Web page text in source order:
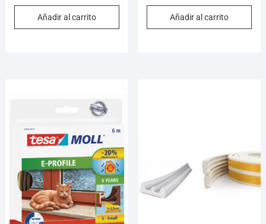
Añadir al carrito Añadir al carrito